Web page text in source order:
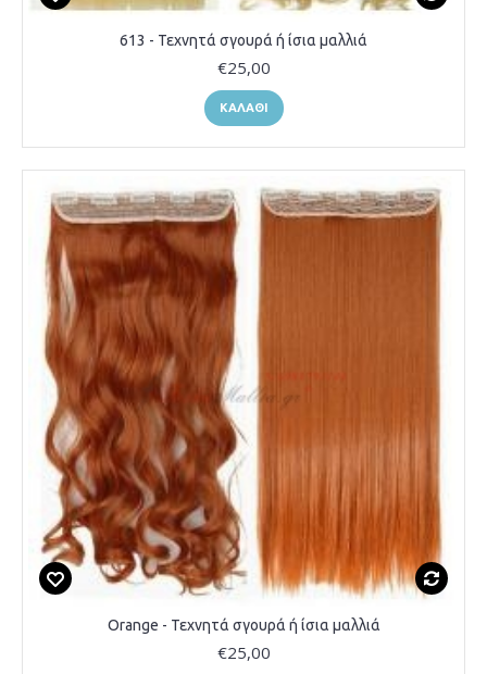
613 - Τεχνητά σγουρά ή ίσια μαλλιά
€25,00
ΚΑΛΆΘΙ
Orange - Τεχνητά σγουρά ή ίσια μαλλιά
€25,00